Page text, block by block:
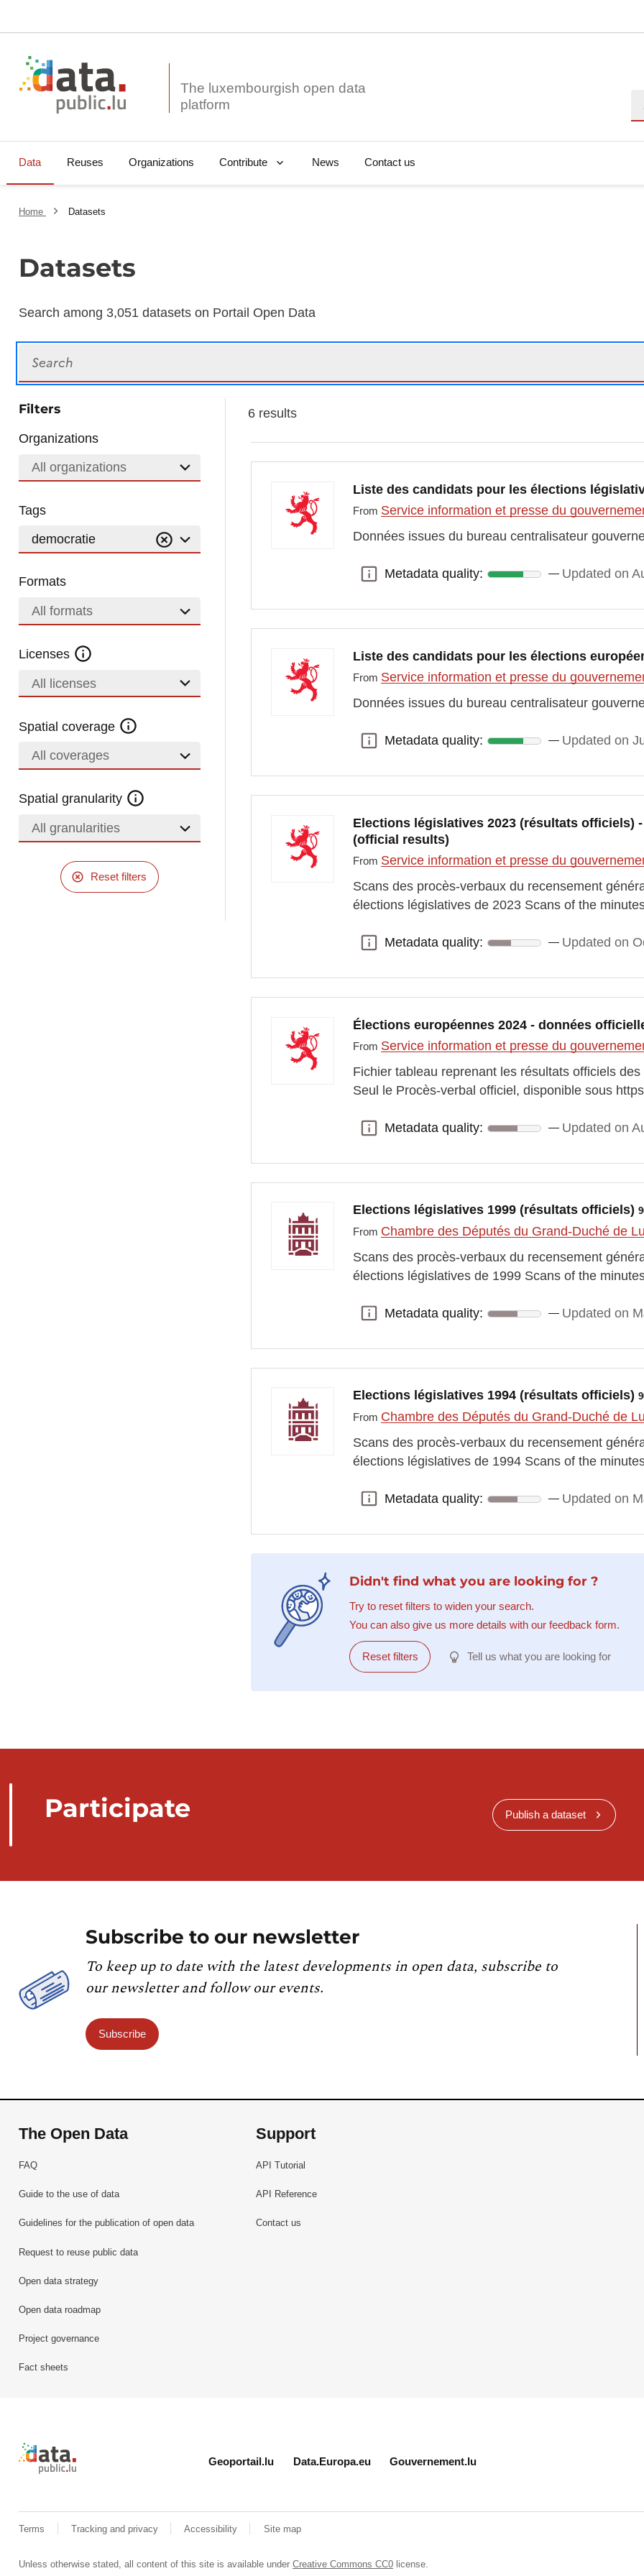
The luxembourgish open data
Data Reuses Organizations Contribute News Contact us
Home Datasets
Datasets
Search among 3,051 datasets on Portail Open Data
Filters
Organizations
All organizations
Tags
democratie
Formats
All formats
Licenses
All licenses
Spatial coverage
All coverages
Spatial granularity
All granularities
Reset filters
6 results
Liste des candidats pour les élections
From Service information et presse du
Données issues du bureau centralisateur
Metadata quality:
Metadata quality: Updated on
Liste des candidats pour les élections
From Service information et presse du
Données issues du bureau centralisateur
Metadata quality:
Metadata quality: Updated on
Elections législatives 2023 (résultats officiels)
(official results)
From Service information et presse du
Scans des procès-verbaux du recensement
élections législatives de 2023 Scans of the
Metadata quality:
Metadata quality: Updated on
Élections européennes 2024 - données
From Service information et presse du
Fichier tableau reprenant les résultats officiels
Seul le Procès-verbal officiel, disponible sous
Metadata quality:
Metadata quality: Updated on
Elections législatives 1999 (résultats officiels)
From Chambre des Députés du Grand-Duché de
Scans des procès-verbaux du recensement
élections législatives de 1999 Scans of the
Metadata quality:
Metadata quality: Updated on
Elections législatives 1994 (résultats officiels)
From Chambre des Députés du Grand-Duché de
Scans des procès-verbaux du recensement
élections législatives de 1994 Scans of the
Metadata quality:
Metadata quality: Updated on
Didn't find what you are looking for ?
Try to reset filters to widen your search.
You can also give us more details with our feedback form.
Reset filters Tell us what you are looking for
Participate Publish a dataset
Subscribe to our newsletter
To keep up to date with the latest developments in open data, subscribe to
our newsletter and follow our events.
Subscribe
The Open Data
FAQ
Guide to the use of data
Guidelines for the publication of open data
Request to reuse public data
Open data strategy
Open data roadmap
Project governance
Fact sheets
Support
API Tutorial
API Reference
Contact us
Retour à l'accueil de data.public.lu
Geoportail.lu Data.Europa.eu Gouvernement.lu
Terms Tracking and privacy Accessibility Site map
Unless otherwise stated, all content of this site is available underCreative Commons CC0 license.